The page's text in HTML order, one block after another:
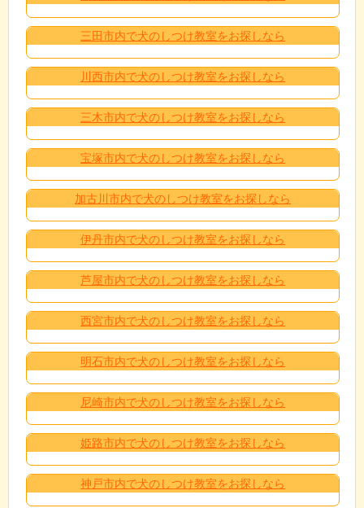
三田市内で犬のしつけ教室をお探しなら
川西市内で犬のしつけ教室をお探しなら
三木市内で犬のしつけ教室をお探しなら
宝塚市内で犬のしつけ教室をお探しなら
加古川市内で犬のしつけ教室をお探しなら
伊丹市内で犬のしつけ教室をお探しなら
芦屋市内で犬のしつけ教室をお探しなら
西宮市内で犬のしつけ教室をお探しなら
明石市内で犬のしつけ教室をお探しなら
尼崎市内で犬のしつけ教室をお探しなら
姫路市内で犬のしつけ教室をお探しなら
神戸市内で犬のしつけ教室をお探しなら